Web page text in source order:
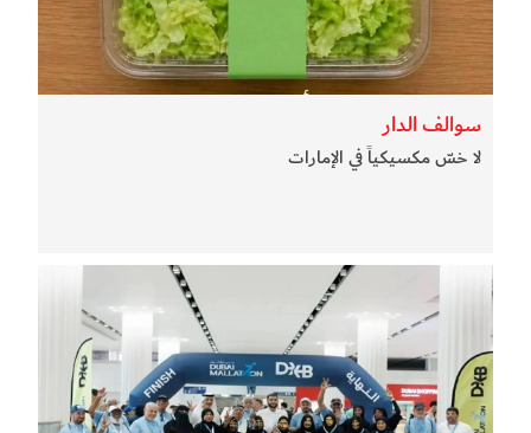
سوالف الدار
لا خسّ مكسيكياً في الإمارات